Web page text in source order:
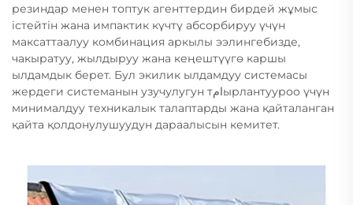
резиндар менен топтук агенттердин бирдей жұмыс
істейтін жана импактик күчтү абсорбируу үчүн
максаттаалуу комбинация аркылы ээлингебизде,
чакыратуу, жылдыруу жана кеңештүүгө каршы
ылдамдык берет. Бул экилик ылдамдуу системасы
жердеги системанын узучулугун тامырлантууроо үчүн
минималдуу техникалык талаптарды жана қайталанган
қайта қолдонулушуудун дараалысын кемитет.